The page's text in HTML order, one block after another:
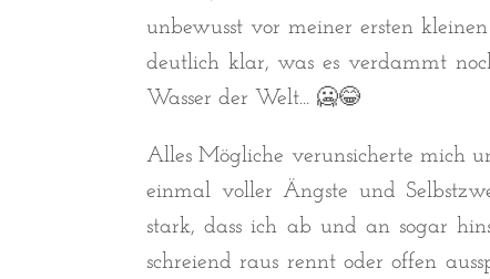
unbewusst vor meiner ersten
deutlich klar, was es verdammt
Wasser der Welt... 🥶😂
Alles Mögliche verunsicherte mich
einmal voller Ängste und
stark, dass ich ab und an sogar
schreiend raus rennt oder offen